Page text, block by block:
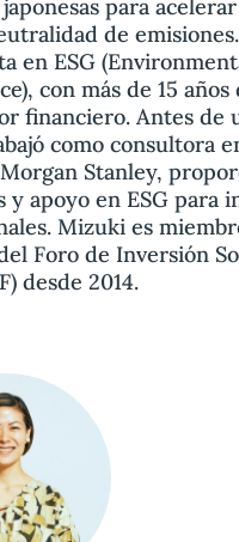
para
de
en ESG
con más de 15
financiero. Antes de
como consultora
Stanley,
y apoyo en ESG para
Mizuki es
Foro de Inversión
desde 2014.